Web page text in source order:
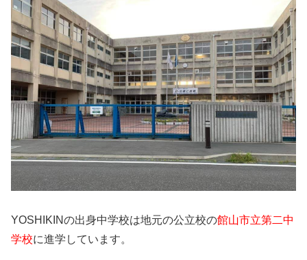
YOSHIKINの出身中学校は地元の公立校の館山市立第二中
学校に進学しています。